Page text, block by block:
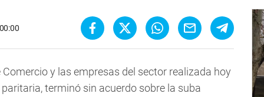
y las empresas del sector realizada hoy
terminó sin acuerdo sobre la suba